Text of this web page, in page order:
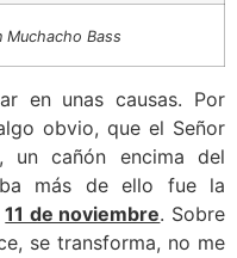
Muchacho Bass
en unas causas. Por
obvio, que el Señor
un cañón encima del
más de ello fue la
11 de noviembre. Sobre
se transforma, no me